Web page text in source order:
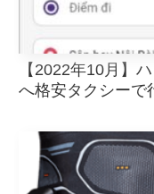
【2022年10月】
へ格安タクシーで